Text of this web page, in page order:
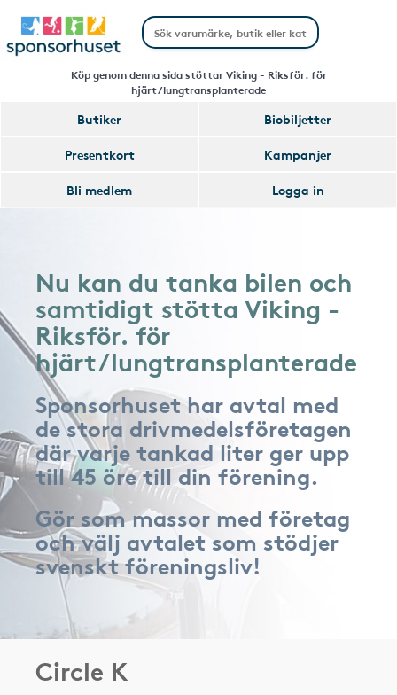
Köp genom denna sida stöttar Viking - Riksför. för
hjärt/lungtransplanterade
Butiker
Biobiljetter
Presentkort
Kampanjer
Bli medlem
Logga in
Nu kan du tanka bilen och
samtidigt stötta Viking -
Riksför. för
hjärt/lungtransplanterade
Sponsorhuset har avtal med
de stora drivmedelsföretagen
där varje tankad liter ger upp
till 45 öre till din förening.
Gör som massor med företag
och välj avtalet som stödjer
svenskt föreningsliv!
Circle K